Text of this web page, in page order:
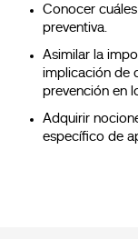
Conocer
preventiva.
Asimilar la
implicación de
prevención en
Adquirir
específico de